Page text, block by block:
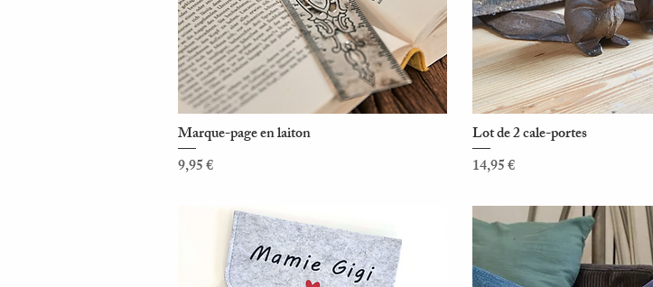
Aperçu rapide
Marque-page en laiton
Prix
9,95 €
Aperçu rapide
Lot de 2 cale-portes
Prix
14,95 €